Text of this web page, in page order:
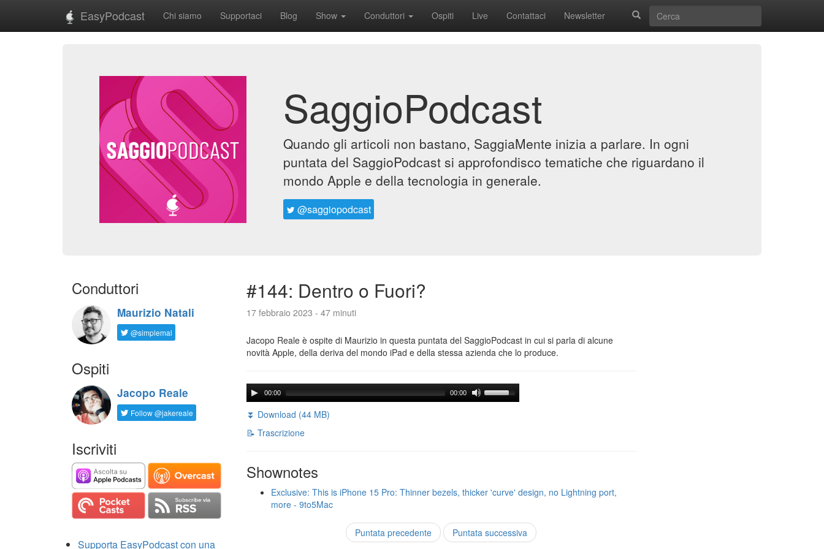
EasyPodcast Chi siamo Supportaci Blog Show Conduttori Ospiti Live Contattaci Newsletter
SaggioPodcast
Quando gli articoli non bastano, SaggiaMente inizia a parlare. In ogni
puntata del SaggioPodcast si approfondisco tematiche che riguardano il
mondo Apple e della tecnologia in generale.
@saggiopodcast
Conduttori
Maurizio Natali
@simplemal
Ospiti
Jacopo Reale
Follow @jakereale
Iscriviti
Supporta EasyPodcast con una
#144: Dentro o Fuori?
17 febbraio 2023 - 47 minuti
Jacopo Reale è ospite di Maurizio in questa puntata del SaggioPodcast in cui si parla di alcune
novità Apple, della deriva del mondo iPad e della stessa azienda che lo produce.
00:00 00:00
⏬ Download (44 MB)
📝 Trascrizione
Shownotes
Exclusive: This is iPhone 15 Pro: Thinner bezels, thicker 'curve' design, no Lightning port,
more - 9to5Mac
Puntata precedente Puntata successiva